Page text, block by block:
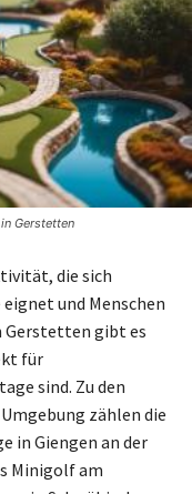
Gerstetten
die sich
und Menschen
Gerstetten gibt es
für
sind. Zu den
zählen die
in Giengen an der
Minigolf am